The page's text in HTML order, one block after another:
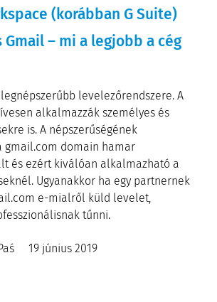
(korábban G Suite)
Gmail – mi a legjobb a cég
levelezőrendszere. A
alkalmazzák személyes és
is. A népszerűségének
gmail.com domain hamar
és ezért kiválóan alkalmazható a
Ugyanakkor ha egy partnernek
e-mialről küld levelet,
tűnni.
19 június 2019